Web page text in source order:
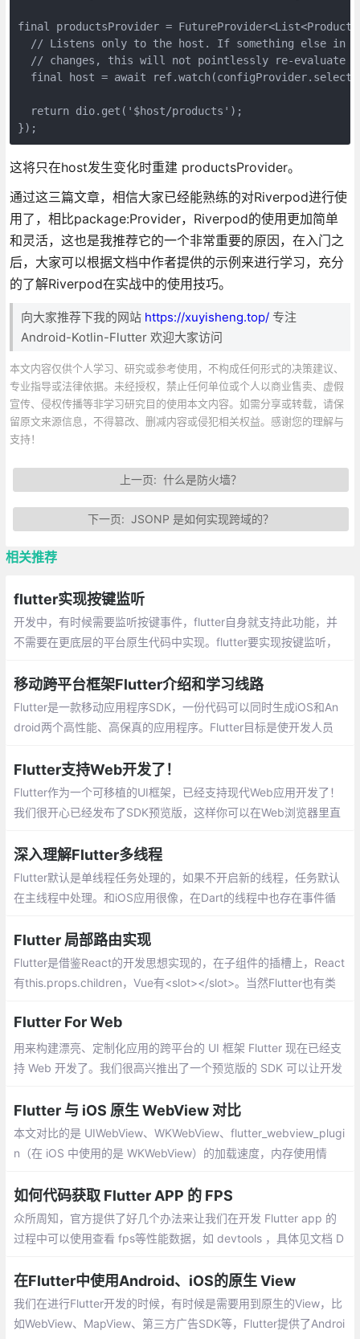
final productsProvider =
// Listens only to the host. If something else in
// changes, this will not pointlessly re-evaluate
final host = await
  return dio.get('$host/products');
});
这将只在host发生变化时重建 productsProvider。
通过这三篇文章，相信大家已经能熟练的对Riverpod进行使
用了，相比package:Provider，Riverpod的使用更加简单
和灵活，这也是我推荐它的一个非常重要的原因，在入门之
后，大家可以根据文档中作者提供的示例来进行学习，充分
的了解Riverpod在实战中的使用技巧。
向大家推荐下我的网站 https://xuyisheng.top/专注
Android-Kotlin-Flutter 欢迎大家访问
本文内容仅供个人学习、研究或参考使用，不构成任何形式的决策建议、
专业指导或法律依据。未经授权，禁止任何单位或个人以商业售卖、虚假
宣传、侵权传播等非学习研究目的使用本文内容。如需分享或转载，请保
留原文来源信息，不得篡改、删减内容或侵犯相关权益。感谢您的理解与
支持！
上一页: 什么是防火墙？
下一页: JSONP 是如何实现跨域的？
相关推荐
flutter实现按键监听
开发中，有时候需要监听按键事件，flutter自身就支持此功能，并
不需要在更底层的平台原生代码中实现。flutter要实现按键监听，
移动跨平台框架Flutter介绍和学习线路
Flutter是一款移动应用程序SDK，一份代码
可以同时生成iOS和Android两个高性能、高
能够交付在不同平台上都感觉自然流畅的高
性能应用程序。我们兼容滚动行为、排版、
图标等方面的差异。
Flutter支持Web开发了！
Flutter作为一个可移植的UI框架，已经支持现代Web应用开发了！
我们很开心已经发布了SDK预览版，这样你可以在Web浏览器里直
深入理解Flutter多线程
Flutter默认是单线程任务处理的，如果不开
启新的线程，任务默认在主线程中处理。和i
环和消息队列的概念，但在Dart中线程叫做i
solate。
Flutter 局部路由实现
Flutter是借鉴React的开发思想实现的，在子组件的插槽上，React
有this.props.children，Vue有<slot></slot>。当然Flutter也有类
router-view></router-view>）。
Flutter For Web
用来构建漂亮、定制化应用的跨平台的 UI 框架 Flutter 现在已经支
持 Web 开发了。我们很高兴推出了一个预览版的 SDK 可以让开发
Flutter 与 iOS 原生 WebView 对比
本文对比的是 UIWebView、WKWebView、flutter_webview_plugi
n（在 iOS 中使用的是 WKWebView）的加载速度，内存使用情
和网页加载完成时的时间戳
如何代码获取 Flutter APP 的 FPS
众所周知，官方提供了好几个办法来让我们在开发 Flutter app 的
过程中可以使用查看 fps等性能数据，如 devtools ，具体见文档 D
在Flutter中使用Android、iOS的原生 View
我们在进行Flutter开发的时候，有时候是需要用到原生的View，比
如WebView、MapView、第三方广告SDK等，Flutter提供了Androi